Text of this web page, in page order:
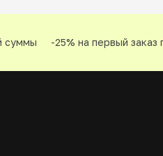
-25% на первый заказ